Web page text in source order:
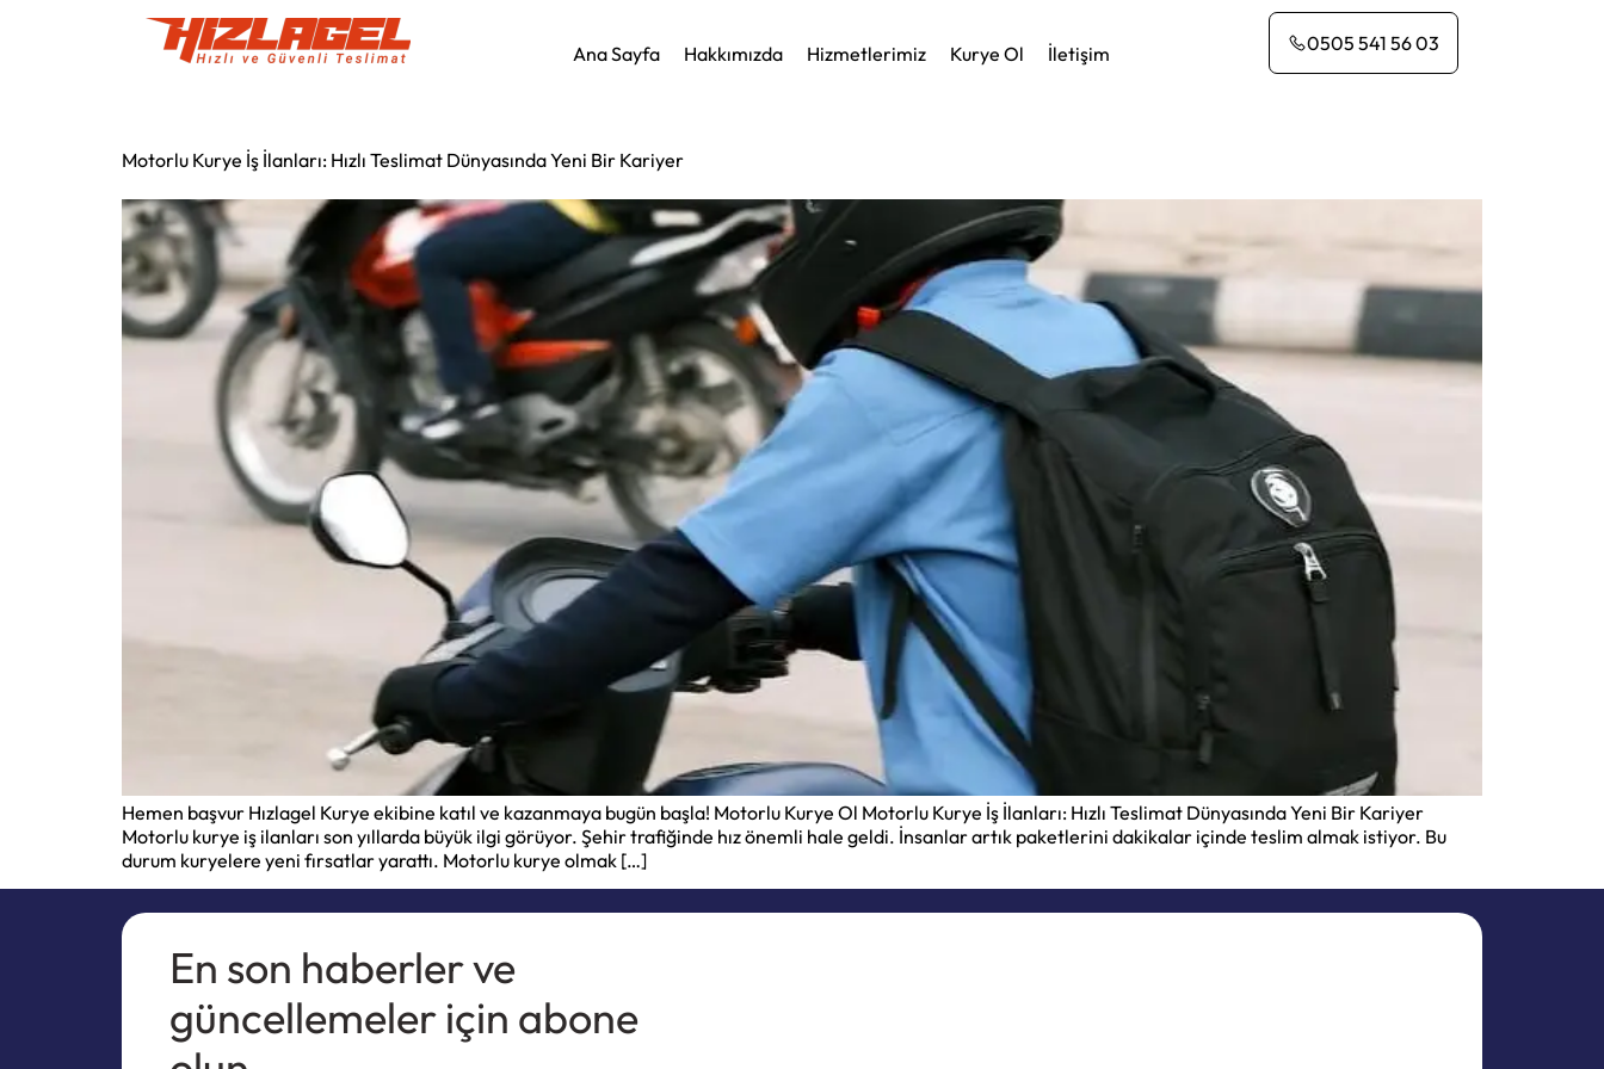
Ana Sayfa Hakkımızda Hizmetlerimiz Kurye Ol İletişim 0505 541 56 03
Motorlu Kurye İş İlanları: Hızlı Teslimat Dünyasında Yeni Bir Kariyer
Hemen başvur Hızlagel Kurye ekibine katıl ve kazanmaya bugün başla! Motorlu Kurye Ol Motorlu Kurye İş İlanları: Hızlı Teslimat Dünyasında Yeni Bir Kariyer
Motorlu kurye iş ilanları son yıllarda büyük ilgi görüyor. Şehir trafiğinde hız önemli hale geldi. İnsanlar artık paketlerini dakikalar içinde teslim almak istiyor. Bu
durum kuryelere yeni fırsatlar yarattı. Motorlu kurye olmak […]
En son haberler ve
güncellemeler için abone